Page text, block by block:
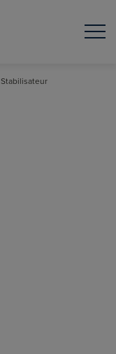
Stabilisateur